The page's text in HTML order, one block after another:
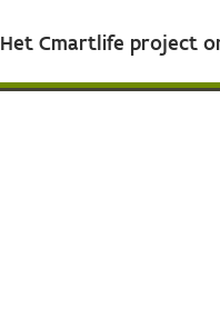
Het Cmartlife project